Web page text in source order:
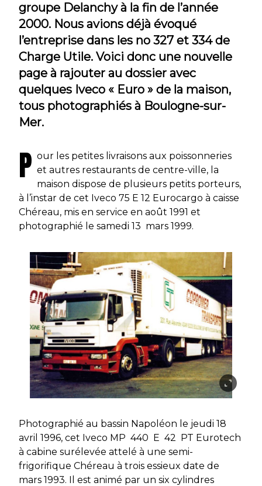
groupe Delanchy à la fin de l’année
2000. Nous avions déjà évoqué
l’entreprise dans les no 327 et 334 de
Charge Utile. Voici donc une nouvelle
page à rajouter au dossier avec
quelques Iveco « Euro » de la maison,
tous photographiés à Boulogne-sur-
Mer.
P our les petites livraisons aux poissonneries
et autres restaurants de centre-ville, la
maison dispose de plusieurs petits porteurs,
à l’instar de cet Iveco 75 E 12 Eurocargo à caisse
Chéreau, mis en service en août 1991 et
photographié le samedi 13 mars 1999.
Photographié au bassin Napoléon le jeudi 18
avril 1996, cet Iveco MP 440 E 42 PT Eurotech
à cabine surélevée attelé à une semi-
frigorifique Chéreau à trois essieux date de
mars 1993. Il est animé par un six cylindres